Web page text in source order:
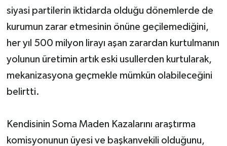
siyasi partilerin iktidarda olduğu dönemlerde de
kurumun zarar etmesinin önüne geçilemediğini,
her yıl 500 milyon lirayı aşan zarardan kurtulmanın
yolunun üretimin artık eski usullerden kurtularak,
mekanizasyona geçmekle mümkün olabileceğini
belirtti.
Kendisinin Soma Maden Kazalarını araştırma
komisyonunun üyesi ve başkanvekili olduğunu,